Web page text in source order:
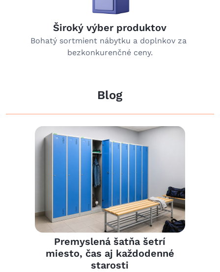
Široký výber produktov
Bohatý sortmient nábytku a doplnkov za
bezkonkurenčné ceny.
Blog
Premyslená šatňa šetrí
miesto, čas aj každodenné
starosti